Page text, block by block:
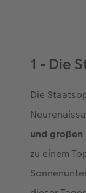
1 - Die
Die
und
zu einem